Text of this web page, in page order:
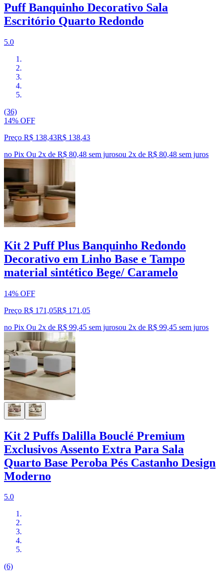
Puff Banquinho Decorativo Sala
Escritório Quarto Redondo
5.0
(36)
14% OFF
Preço R$ 138,43R$ 138,43
no Pix Ou 2x de R$ 80,48 sem jurosou 2x de R$ 80,48 sem juros
Kit 2 Puff Plus Banquinho Redondo
Decorativo em Linho Base e Tampo
material sintético Bege/ Caramelo
14% OFF
Preço R$ 171,05R$ 171 ,05
no Pix Ou 2x de R$ 99,45 sem jurosou 2x de R$ 99,45 sem juros
Kit 2 Puffs Dalilla Bouclé Premium
Exclusivos Assento Extra Para Sala
Quarto Base Peroba Pés Castanho Design
Moderno
5.0
(6)